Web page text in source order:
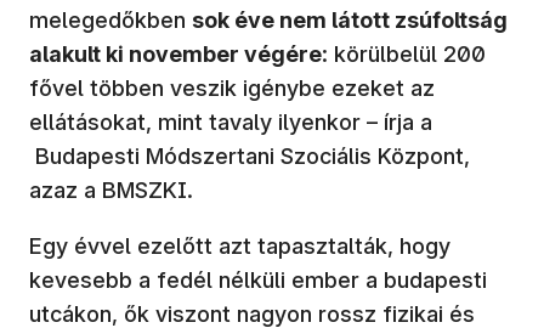
melegedőkben sok éve nem látott zsúfoltság
alakult ki november végére: körülbelül 200
fővel többen veszik igénybe ezeket az
ellátásokat, mint tavaly ilyenkor – írja a
Budapesti Módszertani Szociális Központ,
azaz a BMSZKI.
Egy évvel ezelőtt azt tapasztalták, hogy
kevesebb a fedél nélküli ember a budapesti
utcákon, ők viszont nagyon rossz fizikai és